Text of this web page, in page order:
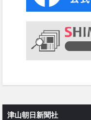
津山朝日新聞社